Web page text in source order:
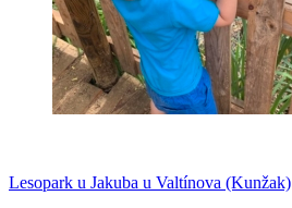
Lesopark u Jakuba u Valtínova (Kunžak)